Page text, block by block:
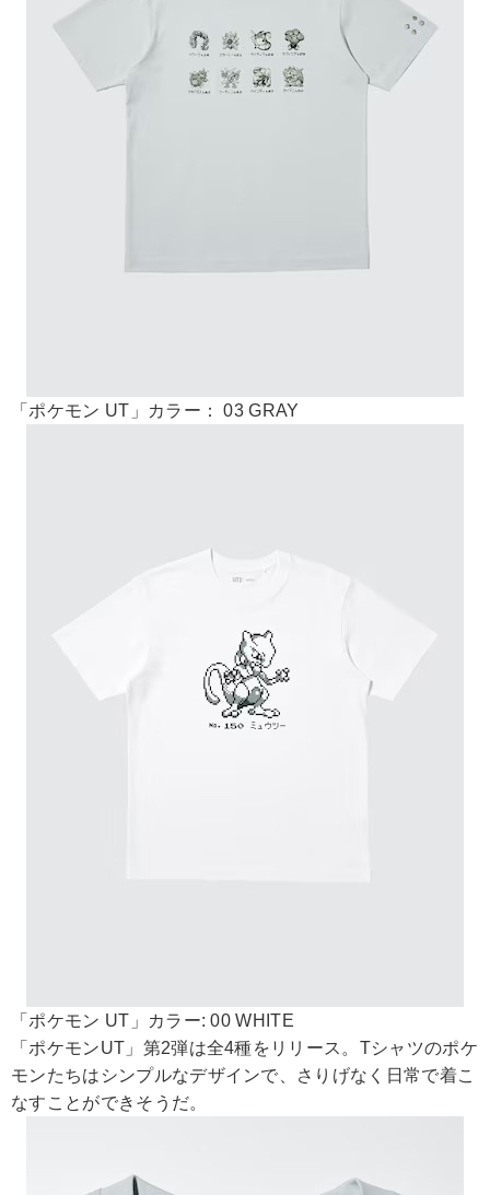
「ポケモン UT」カラー： 03 GRAY
「ポケモン UT」カラー: 00 WHITE
「ポケモンUT」第2弾は全4種をリリース。Tシャツのポケ
モンたちはシンプルなデザインで、さりげなく日常で着こ
なすことができそうだ。